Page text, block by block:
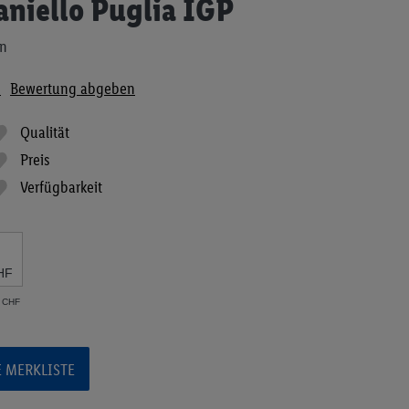
Puglia IGP
Bewertung abgeben
Qualität
Preis
Verfügbarkeit